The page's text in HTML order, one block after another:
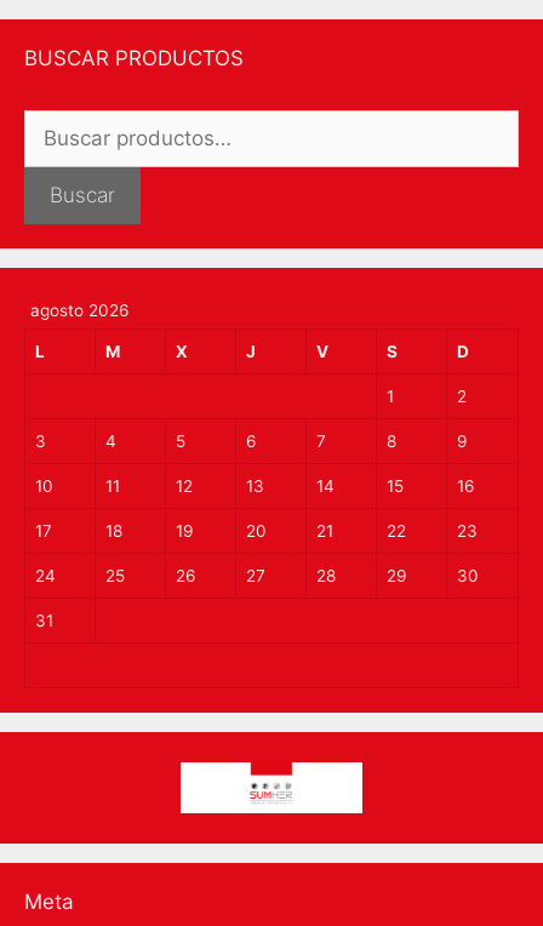
BUSCAR PRODUCTOS
por:
Buscar
agosto 2026
L M X J V S D
1 2
3 4 5 6 7 8 9
10 11 12 13 14 15 16
17 18 19 20 21 22 23
24 25 26 27 28 29 30
31
Meta